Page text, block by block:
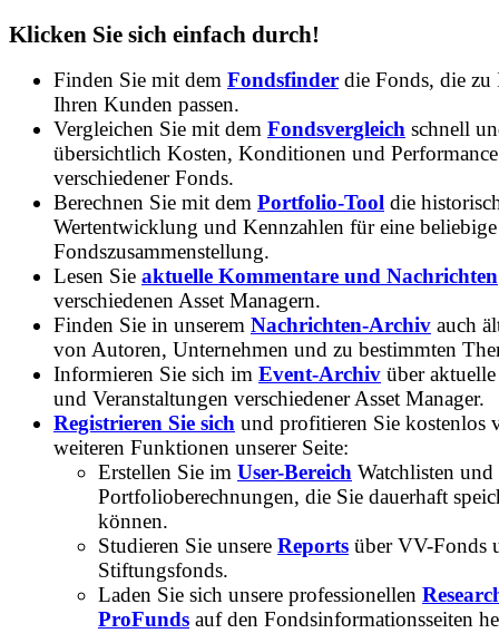
Klicken Sie sich einfach durch!
Finden Sie mit dem Fondsfinder die Fonds, die zu
Ihren Kunden passen.
Vergleichen Sie mit dem Fondsvergleich schnell
übersichtlich Kosten, Konditionen und Performance
verschiedener Fonds.
Berechnen Sie mit dem Portfolio-Tool die
Wertentwicklung und Kennzahlen für eine beliebige
Fondszusammenstellung.
Lesen Sie aktuelle Kommentare und Nachrichten
verschiedenen Asset Managern.
Finden Sie in unserem Nachrichten-Archiv auch
von Autoren, Unternehmen und zu bestimmten
Informieren Sie sich im Event-Archiv über
und Veranstaltungen verschiedener Asset Manager.
Registrieren Sie sich und profitieren Sie kostenlos
weiteren Funktionen unserer Seite:
Erstellen Sie im User-Bereich Watchlisten und
Portfolioberechnungen, die Sie dauerhaft
können.
Studieren Sie unsere Reports über VV-Fonds
Stiftungsfonds.
Laden Sie sich unsere professionellen
ProFunds auf den Fondsinformationsseiten